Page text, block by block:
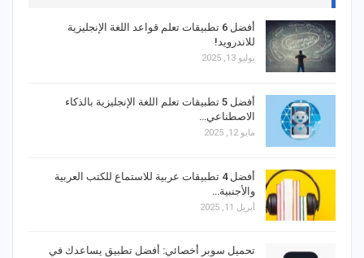
أفضل 6 تطبيقات تعلم قواعد اللغة الإنجليزية
للاندرويد!
يوليو 13, 2025
أفضل 5 تطبيقات تعلم اللغة الإنجليزية بالذكاء
الاصطناعي…
مايو 12, 2025
أفضل 4 تطبيقات عربية للاستماع للكتب العربية
والأجنبية…
أبريل 11, 2025
تحميل سوبر أخصائي: أفضل تطبيق يساعدك في